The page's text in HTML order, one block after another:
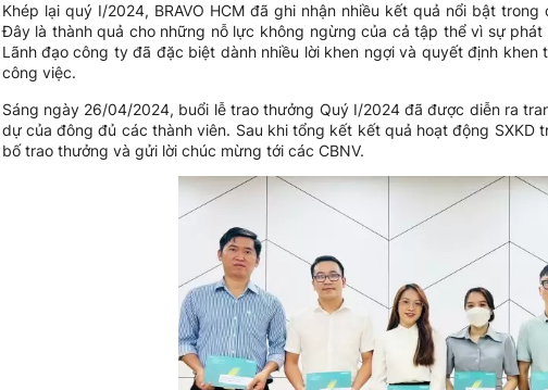
Khép lại quý I/2024, BRAVO HCM đã ghi nhận nhiều kết quả nổi bật
Đây là thành quả cho những nỗ lực không ngừng của cả tập thể vì sự phát
Lãnh đạo công ty đã đặc biệt dành nhiều lời khen ngợi và quyết định
công việc.
Sáng ngày 26/04/2024, buổi lễ trao thưởng Quý I/2024 đã được diễn ra
dự của đông đủ các thành viên. Sau khi tổng kết kết quả hoạt động
bố trao thưởng và gửi lời chúc mừng tới các CBNV.